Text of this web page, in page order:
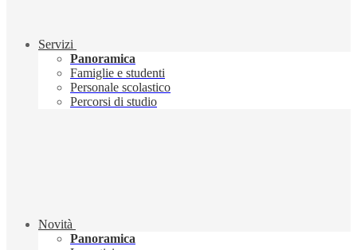
Servizi
Panoramica
Famiglie e studenti
Personale scolastico
Percorsi di studio
Novità
Panoramica